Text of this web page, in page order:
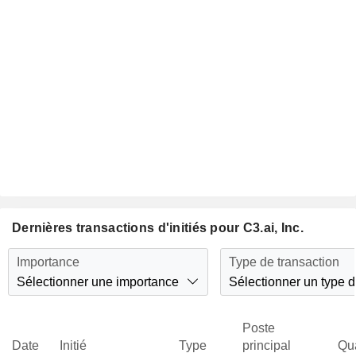
Dernières transactions d'initiés pour C3.ai, Inc.
Importance
Sélectionner une importance
Type de transaction
Sélectionner un type
Date Initié Type
Poste
principal